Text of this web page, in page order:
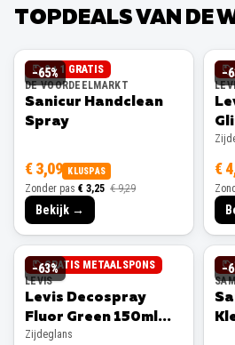
TOPDEALS VAN DE
−65%
2 + 1 GRATIS
DE VOORDEELMARKT
Sanicur Handclean
Spray
€ 3,09 KLUSPAS
Zonder pas € 3,25 € 9,29
Bekijk →
−
€
−63%
GRATIS METAALSPONS
LEVIS
Levis Decospray
Fluor Green 150ml
Zijdeglans
Zijdeglans
−
SAM